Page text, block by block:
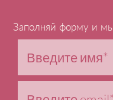
Заполняй форму и